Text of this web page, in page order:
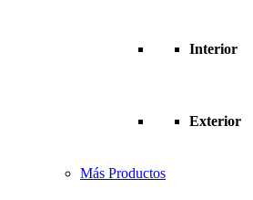
Interior
Exterior
Más Productos